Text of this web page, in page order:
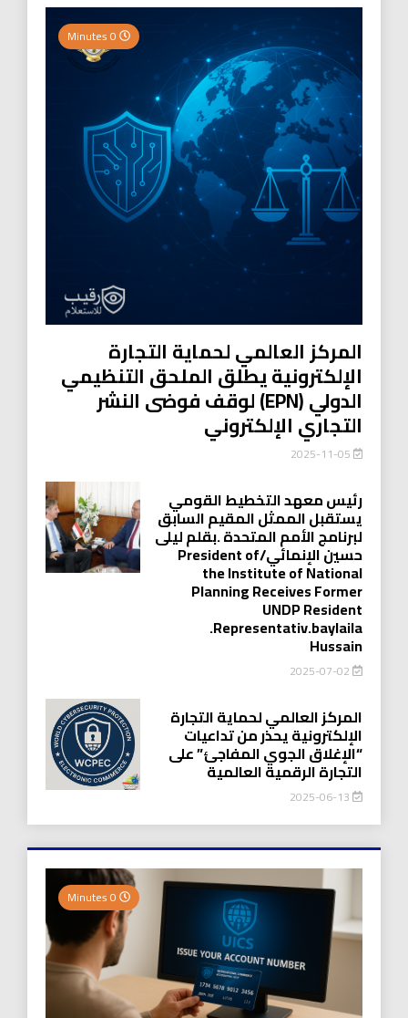
المركز العالمي لحماية التجارة
الإلكترونية يطلق الملحق التنظيمي
الدولي (EPN) لوقف فوضى النشر
التجاري الإلكتروني
رئيس معهد التخطيط القومي
يستقبل الممثل المقيم السابق
لبرنامج الأمم المتحدة .بقلم ليلى
حسين الإنمائي/President of
the Institute of National
Planning Receives Former
UNDP Resident
.Representativ.baylaila
Hussain
2025-07-02
المركز العالمي لحماية التجارة
الإلكترونية يحذر من تداعيات
“الإغلاق الجوي المفاجئ” على
التجارة الرقمية العالمية
2025-06-13